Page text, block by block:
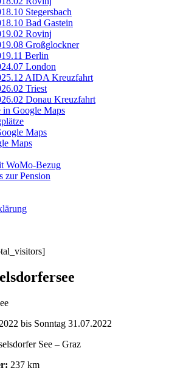
Stegersbach
Bad Gastein
Rovinj
Großglockner
Berlin
London
AIDA Kreuzfahrt
Triest
Donau Kreuzfahrt
in Google Maps
Maps
Maps
WoMo-Bezug
zur Pension
bis Sonntag 31.07.2022
See – Graz
237 km